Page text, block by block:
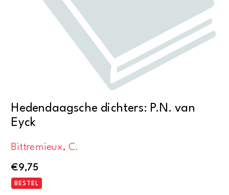
Hedendaagsche dichters: P.N. van
Eyck
Bittremieux, C.
€9,75
BESTEL